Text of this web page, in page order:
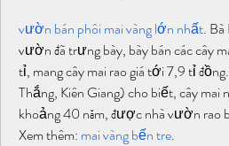
vườn bán phôi mai vàng lớn nhất.
vườn đã trưng bày, bày bán các cây
tỉ, mang cây mai rao giá tới 7,9 tỉ
Thắng, Kiên Giang) cho biết, cây
khoảng 40 năm, được nhà vườn rao
Xem thêm: mai vàng bến tre.